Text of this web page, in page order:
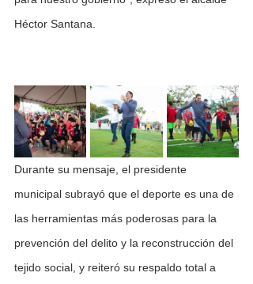
Héctor Santana.
Durante su mensaje, el presidente
municipal subrayó que el deporte es una de
las herramientas más poderosas para la
prevención del delito y la reconstrucción del
tejido social, y reiteró su respaldo total a